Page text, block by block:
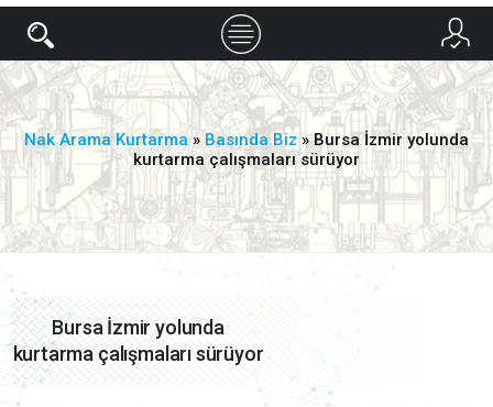
Nak Arama Kurtarma»Basında Biz » Bursa İzmir yolunda
kurtarma çalışmaları sürüyor
Bursa İzmir yolunda
kurtarma çalışmaları sürüyor